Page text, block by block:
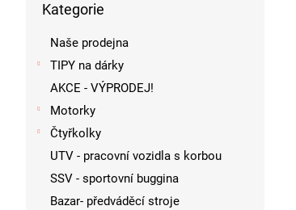
kategorie
Kategorie
Naše prodejna
TIPY na dárky
AKCE - VÝPRODEJ!
Motorky
Čtyřkolky
UTV - pracovní vozidla s korbou
SSV - sportovní buggina
Bazar- předváděcí stroje